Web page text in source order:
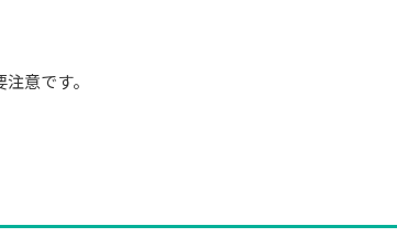
意です。